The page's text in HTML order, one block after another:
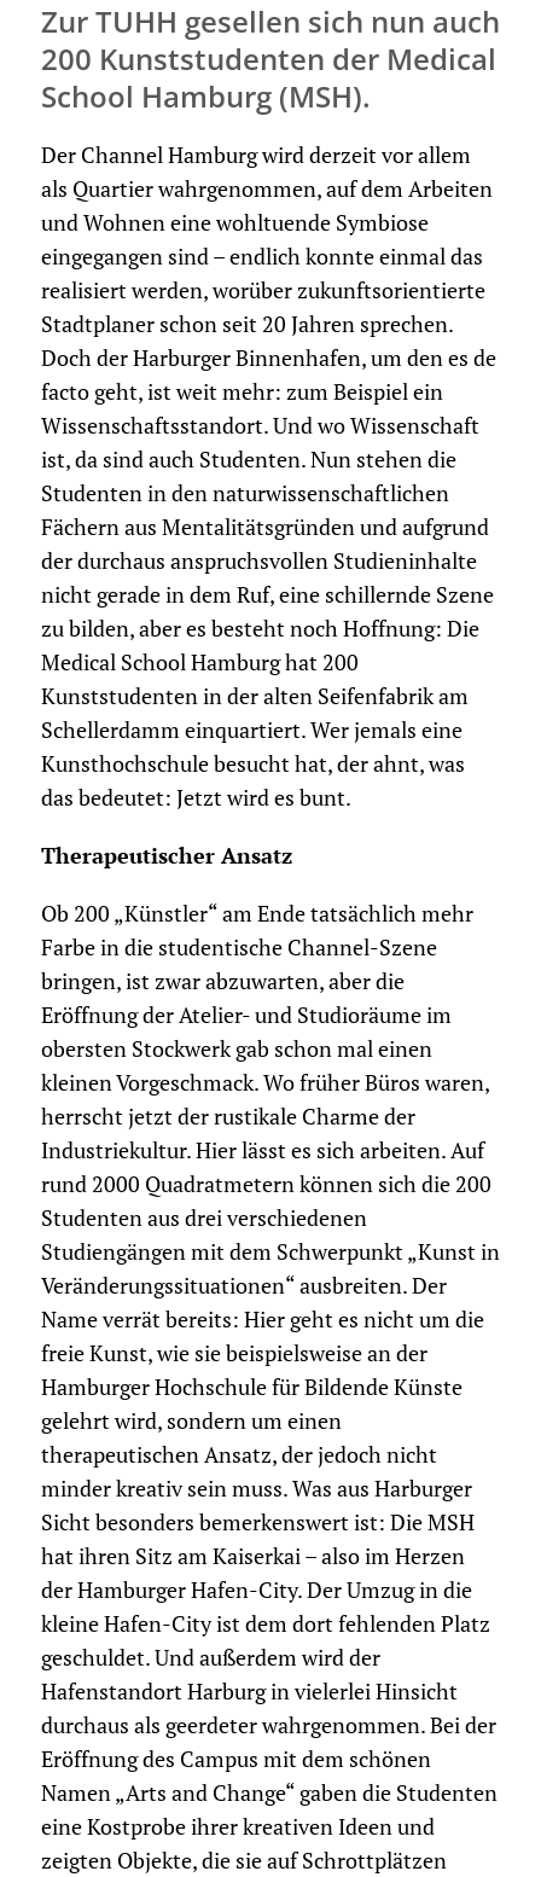
Zur TUHH gesellen sich nun auch
200 Kunststudenten der Medical
School Hamburg (MSH).
Der Channel Hamburg wird derzeit vor allem
als Quartier wahrgenommen, auf dem Arbeiten
und Wohnen eine wohltuende Symbiose
eingegangen sind – endlich konnte einmal das
realisiert werden, worüber zukunftsorientierte
Stadtplaner schon seit 20 Jahren sprechen.
Doch der Harburger Binnenhafen, um den es de
facto geht, ist weit mehr: zum Beispiel ein
Wissenschaftsstandort. Und wo Wissenschaft
ist, da sind auch Studenten. Nun stehen die
Studenten in den naturwissenschaftlichen
Fächern aus Mentalitätsgründen und aufgrund
der durchaus anspruchsvollen Studieninhalte
nicht gerade in dem Ruf, eine schillernde Szene
zu bilden, aber es besteht noch Hoffnung: Die
Medical School Hamburg hat 200
Kunststudenten in der alten Seifenfabrik am
Schellerdamm einquartiert. Wer jemals eine
Kunsthochschule besucht hat, der ahnt, was
das bedeutet: Jetzt wird es bunt.
Therapeutischer Ansatz
Ob 200 „Künstler“ am Ende tatsächlich mehr
Farbe in die studentische Channel-Szene
bringen, ist zwar abzuwarten, aber die
Eröffnung der Atelier- und Studioräume im
obersten Stockwerk gab schon mal einen
kleinen Vorgeschmack. Wo früher Büros waren,
herrscht jetzt der rustikale Charme der
Industriekultur. Hier lässt es sich arbeiten. Auf
rund 2000 Quadratmetern können sich die 200
Studenten aus drei verschiedenen
Studiengängen mit dem Schwerpunkt „Kunst in
Veränderungssituationen“ ausbreiten. Der
Name verrät bereits: Hier geht es nicht um die
freie Kunst, wie sie beispielsweise an der
Hamburger Hochschule für Bildende Künste
gelehrt wird, sondern um einen
therapeutischen Ansatz, der jedoch nicht
minder kreativ sein muss. Was aus Harburger
Sicht besonders bemerkenswert ist: Die MSH
hat ihren Sitz am Kaiserkai – also im Herzen
der Hamburger Hafen-City. Der Umzug in die
kleine Hafen-City ist dem dort fehlenden Platz
geschuldet. Und außerdem wird der
Hafenstandort Harburg in vielerlei Hinsicht
durchaus als geerdeter wahrgenommen. Bei der
Eröffnung des Campus mit dem schönen
Namen „Arts and Change“ gaben die Studenten
eine Kostprobe ihrer kreativen Ideen und
zeigten Objekte, die sie auf Schrottplätzen